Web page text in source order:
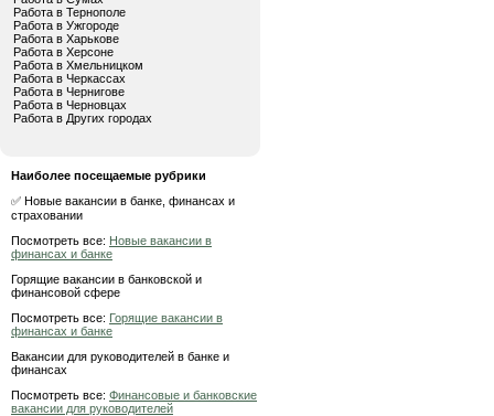
Работа в Тернополе
Работа в Ужгороде
Работа в Харькове
Работа в Херсоне
Работа в Хмельницком
Работа в Черкассах
Работа в Чернигове
Работа в Черновцах
Работа в Других городах
Наиболее посещаемые рубрики
✅ Новые вакансии в банке, финансах и
страховании
Посмотреть все: Новые вакансии в
финансах и банке
Горящие вакансии в банковской и
финансовой сфере
Посмотреть все: Горящие вакансии в
финансах и банке
Вакансии для руководителей в банке и
финансах
Посмотреть все: Финансовые и банковские
вакансии для руководителей